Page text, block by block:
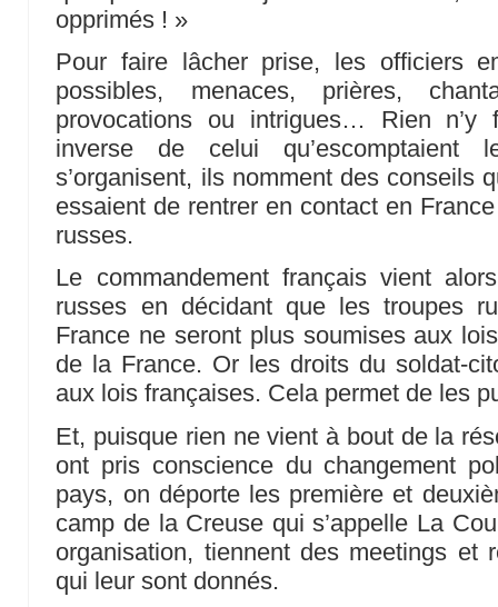
opprimés ! »
Pour faire lâcher prise, les officiers
possibles, menaces, prières,
provocations ou intrigues… Rien n’y
inverse de celui qu’escomptaient
s’organisent, ils nomment des conseils
essaient de rentrer en contact en
russes.
Le commandement français vient
russes en décidant que les troupes
France ne seront plus soumises aux
de la France. Or les droits du soldat-
aux lois françaises. Cela permet de les
Et, puisque rien ne vient à bout de la
ont pris conscience du changement
pays, on déporte les première et
camp de la Creuse qui s’appelle La
organisation, tiennent des meetings et
qui leur sont donnés.